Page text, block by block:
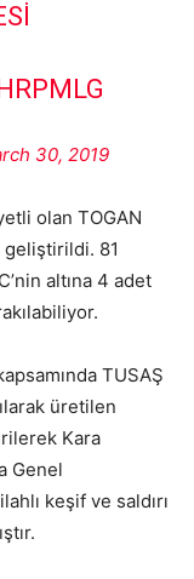
30, 2019
olan TOGAN
geliştirildi. 81
altına 4 adet
TUSAŞ
üretilen
Kara
Genel
keşif ve saldırı